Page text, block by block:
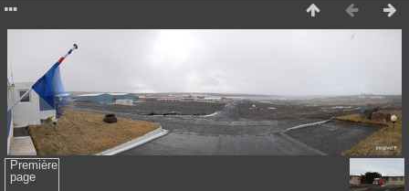
Première
page